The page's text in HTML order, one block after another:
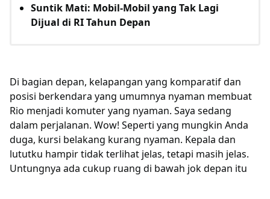
Suntik Mati: Mobil-Mobil yang Tak Lagi
Dijual di RI Tahun Depan
Di bagian depan, kelapangan yang komparatif dan
posisi berkendara yang umumnya nyaman membuat
Rio menjadi komuter yang nyaman. Saya sedang
dalam perjalanan. Wow! Seperti yang mungkin Anda
duga, kursi belakang kurang nyaman. Kepala dan
lututku hampir tidak terlihat jelas, tetapi masih jelas.
Untungnya ada cukup ruang di bawah jok depan itu